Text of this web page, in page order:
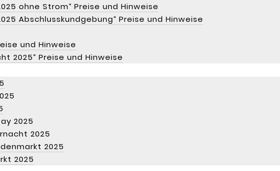
ohne Strom“ Preise und Hinweise
Abschlusskundgebung“ Preise und Hinweise
und Hinweise
2025“ Preise und Hinweise
2025
2025
2025
2025